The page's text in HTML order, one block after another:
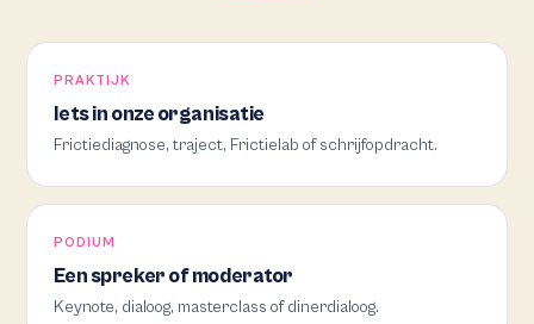
PRAKTIJK
Iets in onze organisatie
Frictiediagnose, traject, Frictielab of schrijfopdracht.
PODIUM
Een spreker of moderator
Keynote, dialoog, masterclass of dinerdialoog.